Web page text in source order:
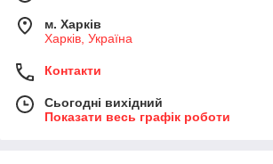
м. Харків
Харків, Україна
Контакти
Сьогодні вихідний
Показати весь графік роботи